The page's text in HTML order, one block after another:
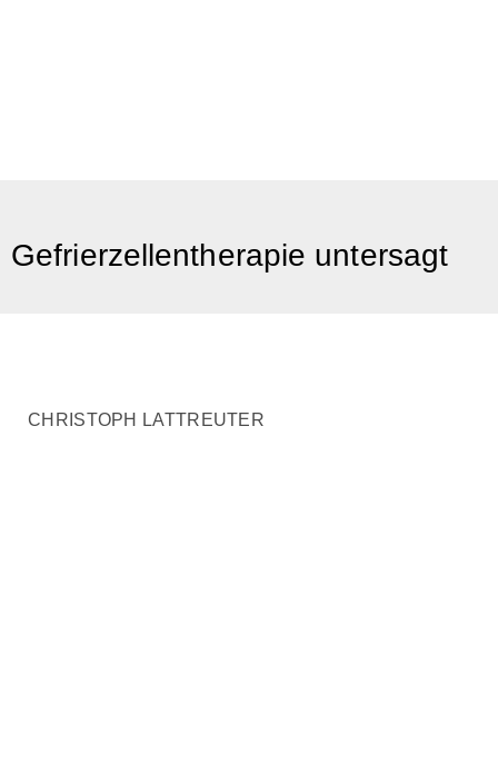
Gefrierzellentherapie untersagt
CHRISTOPH LATTREUTER